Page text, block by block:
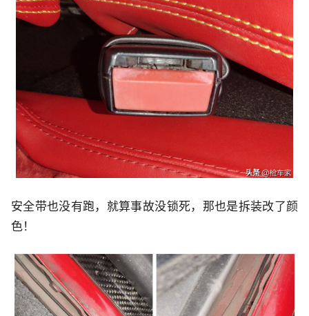
安全带也没有跑，就算事故没锁死，那也是拆装改了颜
色！